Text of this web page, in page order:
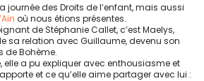
journée des Droits de l’enfant, mais aussi
où nous étions présentes.
de Stéphanie Callet, c’est Maelys,
sa relation avec Guillaume, devenu son
de Bohème.
elle a pu expliquer avec enthousiasme et
et ce qu’elle aime partager avec lui :